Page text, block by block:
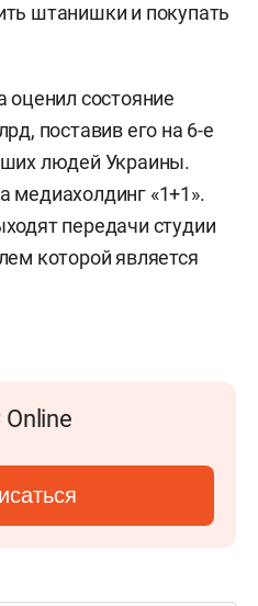
штанишки и покупать
оценил состояние
поставив его на 6-е
людей Украины.
медиахолдинг «1+1».
передачи студии
которой является